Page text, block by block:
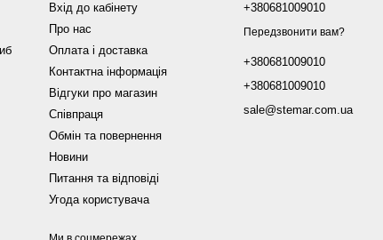
Вхід до кабінету
Про нас
Оплата і доставка
Контактна інформація
Відгуки про магазин
Співпраця
Обмін та повернення
Новини
Питання та відповіді
Угода користувача
+380681009010
Передзвонити вам?
+380681009010
+380681009010
sale@stemar.com.ua